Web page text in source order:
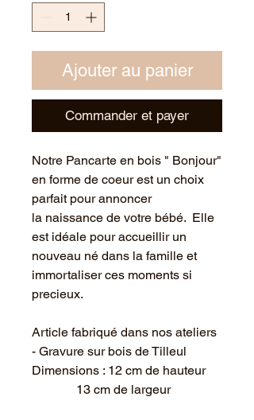
Ajouter au panier
Commander et payer
Notre Pancarte en bois " Bonjour"
en forme de coeur est un choix
parfait pour annoncer
la naissance de votre bébé. Elle
est idéale pour accueillir un
nouveau né dans la famille et
immortaliser ces moments si
precieux.
Article fabriqué dans nos ateliers
- Gravure sur bois de Tilleul
Dimensions : 12 cm de hauteur
13 cm de largeur